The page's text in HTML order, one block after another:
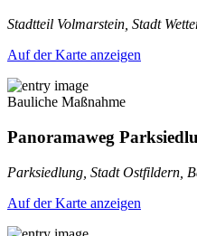
Stadtteil Volmarstein, Stadt
Auf der Karte anzeigen
Bauliche Maßnahme
Panoramaweg
Parksiedlung, Stadt Ostfildern,
Auf der Karte anzeigen